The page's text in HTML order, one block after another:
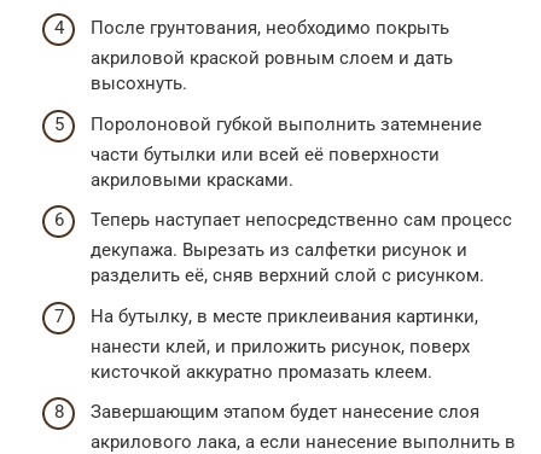
После грунтования, необходимо покрыть
акриловой краской ровным слоем и дать
высохнуть.
Поролоновой губкой выполнить затемнение
части бутылки или всей её поверхности
акриловыми красками.
Теперь наступает непосредственно сам процесс
декупажа. Вырезать из салфетки рисунок и
разделить её, сняв верхний слой с рисунком.
На бутылку, в месте приклеивания картинки,
нанести клей, и приложить рисунок, поверх
кисточкой аккуратно промазать клеем.
Завершающим этапом будет нанесение слоя
акрилового лака, а если нанесение выполнить в